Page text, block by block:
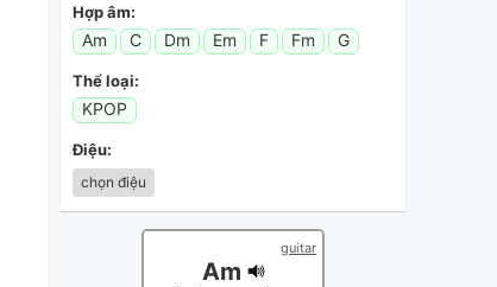
Hợp âm:
Am C Dm Em F Fm G
Thể loại:
KPOP
Điệu:
chọn điệu
guitar
Am